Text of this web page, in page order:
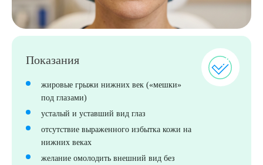
Показания
жировые грыжи нижних век («мешки»
под глазами)
усталый и уставший вид глаз
отсутствие выраженного избытка кожи на
нижних веках
желание омолодить внешний вид без
Выберите сопутствующую услугу